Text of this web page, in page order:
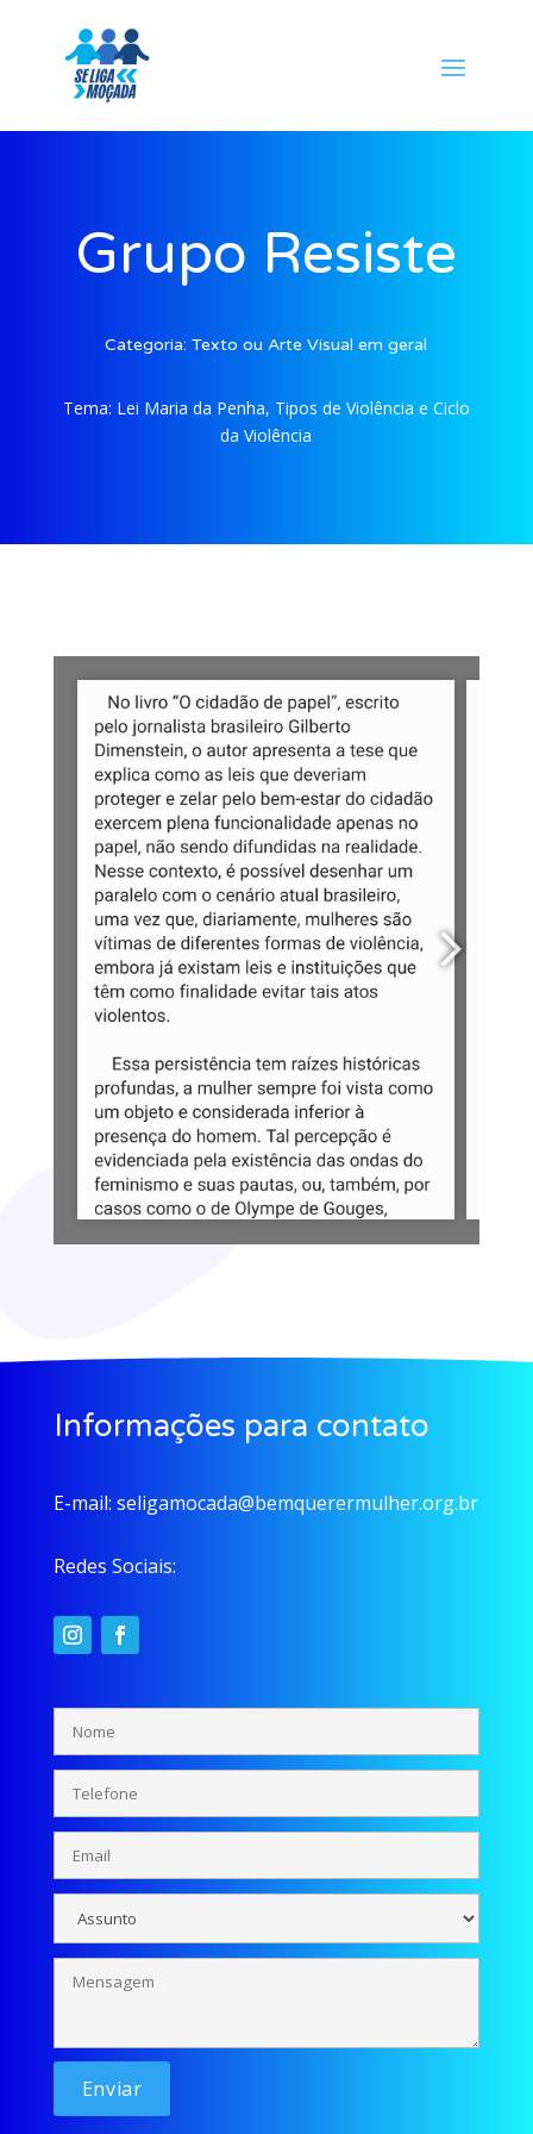
Grupo Resiste
Categoria:Texto ou Arte Visual em geral
Tema: Lei Maria da Penha, Tipos de Violência e Ciclo
da Violência
Informações para contato
E-mail: seligamocada@bemquerermulher.org.br
Redes Sociais: